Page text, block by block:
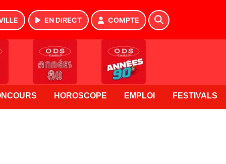
EN DIRECT COMPTE
HOROSCOPE EMPLOI FESTIVALS